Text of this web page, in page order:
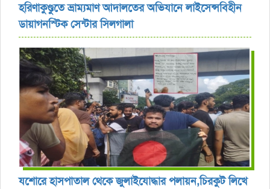
হরিণাকুণ্ডুতে ভ্রাম্যমাণ আদালতের অভিযানে লাইসেন্সবিহীন
ডায়াগনস্টিক সেন্টার সিলগালা
যশোরে হাসপাতাল থেকে জুলাইযোদ্ধার পলায়ন,চিরকুট লিখে